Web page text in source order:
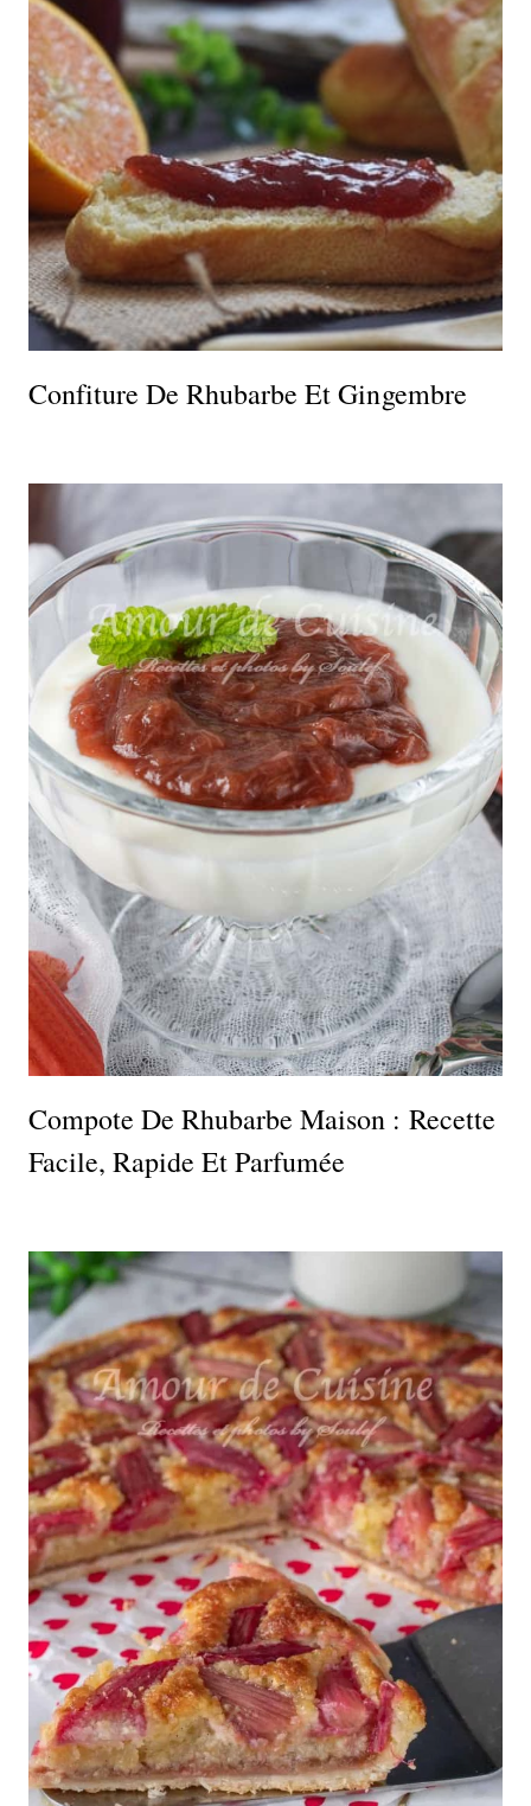
Confiture De Rhubarbe Et Gingembre
Compote De Rhubarbe Maison : Recette
Facile, Rapide Et Parfumée